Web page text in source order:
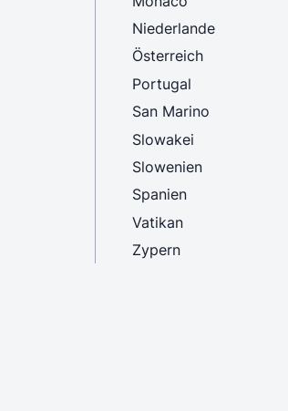
Niederlande
Österreich
Portugal
San Marino
Slowakei
Slowenien
Spanien
Vatikan
Zypern